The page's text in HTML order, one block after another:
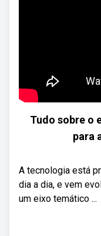
Tudo sobre o
para
A tecnologia está
dia a dia, e vem
um eixo temático ...